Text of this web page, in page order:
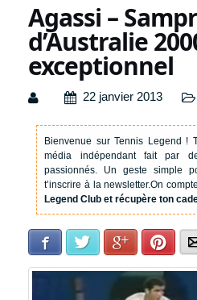
Agassi –
d’Australie
exceptionnel
22 janvier 2013
Bienvenue sur Tennis Legend !
média indépendant fait par
passionnés. Un geste simple
t’inscrire à la newsletter.On
Legend Club et récupère ton
Facebook Twitter Google+